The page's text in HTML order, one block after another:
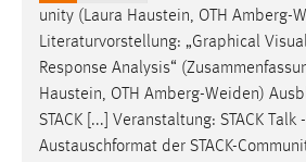
unity (Laura Haustein, OTH Amberg-
Literaturvorstellung: „Graphical
Response Analysis“
Haustein, OTH Amberg-Weiden)
STACK [...] Veranstaltung: STACK Talk
Austauschformat der STACK-
Dieser Cookie ist notwendig um sich
einloggen zu können.
Cookie Laufzeit:
24 Stunden